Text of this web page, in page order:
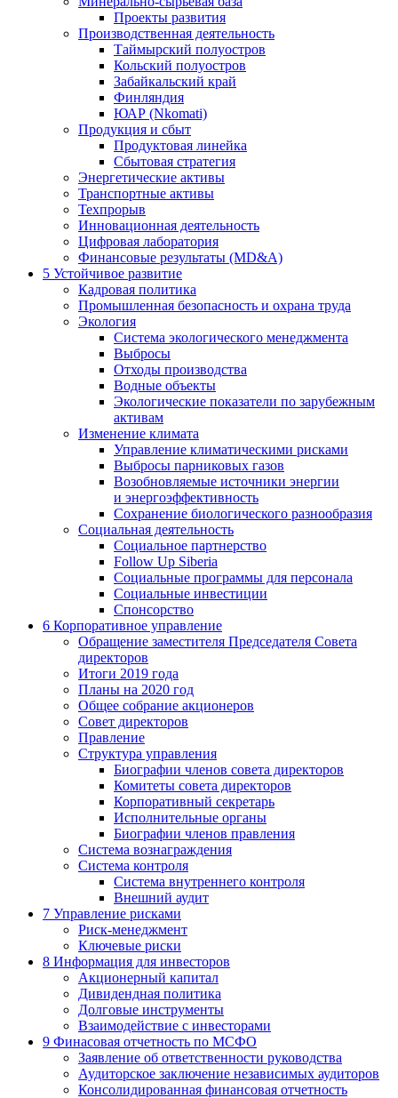
Проекты развития
Производственная деятельность
Таймырский полуостров
Кольский полуостров
Забайкальский край
Финляндия
ЮАР (Nkomati)
Продукция и сбыт
Продуктовая линейка
Сбытовая стратегия
Энергетические активы
Транспортные активы
Техпрорыв
Инновационная деятельность
Цифровая лаборатория
Финансовые результаты (MD&A)
5 Устойчивое развитие
Кадровая политика
Промышленная безопасность и охрана труда
Экология
Система экологического менеджмента
Выбросы
Отходы производства
Водные объекты
Экологические показатели по зарубежным
активам
Изменение климата
Управление климатическими рисками
Выбросы парниковых газов
Возобновляемые источники энергии
и энергоэффективность
Сохранение биологического разнообразия
Социальная деятельность
Социальное партнерство
Follow Up Siberia
Социальные программы для персонала
Социальные инвестиции
Спонсорство
6 Корпоративное управление
Обращение заместителя Председателя Совета
директоров
Итоги 2019 года
Планы на 2020 год
Общее собрание акционеров
Совет директоров
Правление
Структура управления
Биографии членов совета директоров
Комитеты совета директоров
Корпоративный секретарь
Исполнительные органы
Биографии членов правления
Система вознаграждения
Система контроля
Система внутреннего контроля
Внешний аудит
7 Управление рисками
Риск-менеджмент
Ключевые риски
8 Информация для инвесторов
Акционерный капитал
Дивидендная политика
Долговые инструменты
Взаимодействие с инвеcторами
9 Финасовая отчетность по МСФО
Заявление об ответственности руководства
Аудиторское заключение независимых аудиторов
Консолидированная финансовая отчетность